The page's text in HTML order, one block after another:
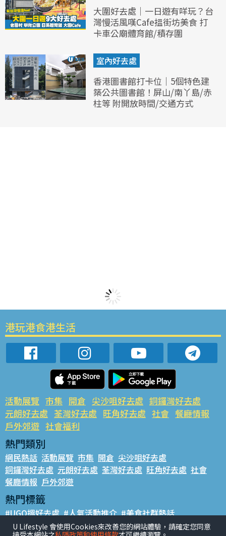
大圍好去處｜一日遊有咩玩？台
灣慢活風嘆Cafe搵街坊美食 打
卡車公廟體育館/積存圍
室內好去處
香港圖書館打卡位｜5個特色建
築公共圖書館！屏山/南丫島/赤
柱等 附開放時間/交通方式
港玩港食港生活
活動展覽 市集 開倉 尖沙咀好去處 銅鑼灣好去處
元朗好去處 荃灣好去處 旺角好去處 社會 餐廳情報
戶外郊遊 社會福利
熱門類別
網民熱話 活動展覽 市集 開倉 尖沙咀好去處
銅鑼灣好去處 元朗好去處 荃灣好去處 旺角好去處 社會
餐廳情報 戶外郊遊
熱門標籤
#UGO搵好去處 #人氣活動推介 #美食社群熱話
#親子玩樂好去處 #ULifestyle應用程式 #限時搶
U Lifestyle 會使用Cookies來改善您的網站體驗，請確定您同意